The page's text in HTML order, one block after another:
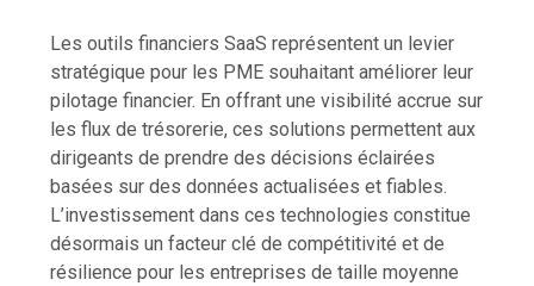
Les outils financiers SaaS représentent un levier
stratégique pour les PME souhaitant améliorer leur
pilotage financier. En offrant une visibilité accrue sur
les flux de trésorerie, ces solutions permettent aux
dirigeants de prendre des décisions éclairées
basées sur des données actualisées et fiables.
L’investissement dans ces technologies constitue
désormais un facteur clé de compétitivité et de
résilience pour les entreprises de taille moyenne